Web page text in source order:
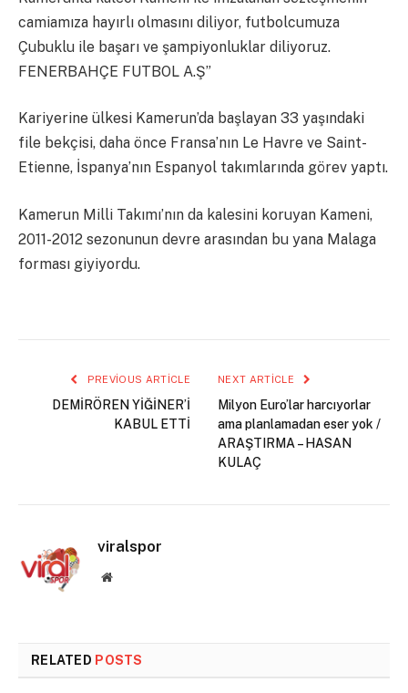
camiamıza hayırlı olmasını diliyor, futbolcumuza
Çubuklu ile başarı ve şampiyonluklar diliyoruz.
FENERBAHÇE FUTBOL A.Ş”
Kariyerine ülkesi Kamerun’da başlayan 33 yaşındaki
file bekçisi, daha önce Fransa’nın Le Havre ve Saint-
Etienne, İspanya’nın Espanyol takımlarında görev yaptı.
Kamerun Milli Takımı’nın da kalesini koruyan Kameni,
2011-2012 sezonunun devre arasından bu yana Malaga
forması giyiyordu.
PREVIOUS ARTICLE
DEMİRÖREN YİĞİNER’İ
KABUL ETTİ
NEXT ARTICLE
Milyon Euro’lar harcıyorlar
ama planlamadan eser yok /
ARAŞTIRMA – HASAN
KULAÇ
viralspor
Website
RELATED POSTS